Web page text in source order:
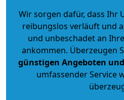
Wir sorgen dafür, dass Ihr
reibungslos verläuft und
und unbeschadet an
ankommen. Überzeugen
günstigen Angeboten
umfassender Service